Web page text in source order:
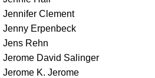
Jennifer Clement
Jenny Erpenbeck
Jens Rehn
Jerome David Salinger
Jerome K. Jerome